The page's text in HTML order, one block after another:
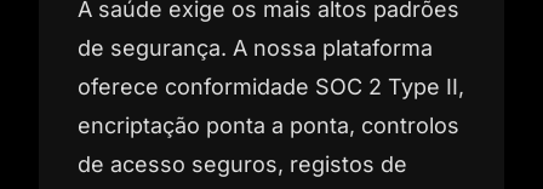
A saúde exige os mais altos padrões
de segurança. A nossa plataforma
oferece conformidade SOC 2 Type II,
encriptação ponta a ponta, controlos
de acesso seguros, registos de